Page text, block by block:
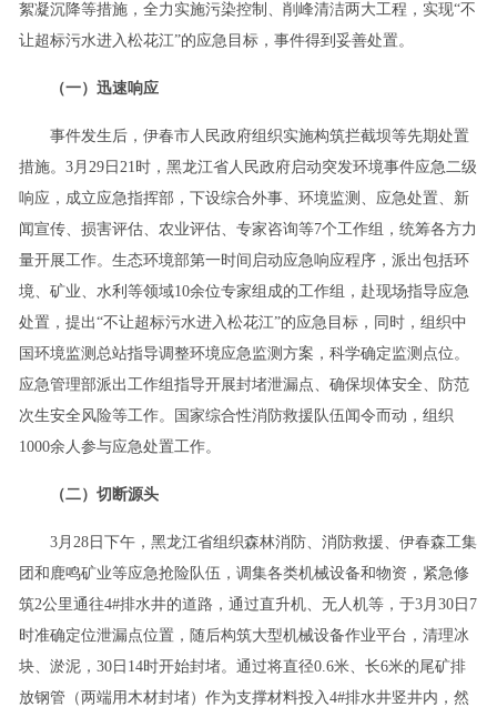
絮凝沉降等措施，全力实施污染控制、削峰清洁两大工程，实现“不
让超标污水进入松花江”的应急目标，事件得到妥善处置。
（一）迅速响应
事件发生后，伊春市人民政府组织实施构筑拦截坝等先期处置
措施。3月29日21时，黑龙江省人民政府启动突发环境事件应急二级
响应，成立应急指挥部，下设综合外事、环境监测、应急处置、新
闻宣传、损害评估、农业评估、专家咨询等7个工作组，统筹各方力
量开展工作。生态环境部第一时间启动应急响应程序，派出包括环
境、矿业、水利等领域10余位专家组成的工作组，赴现场指导应急
处置，提出“不让超标污水进入松花江”的应急目标，同时，组织中
国环境监测总站指导调整环境应急监测方案，科学确定监测点位。
应急管理部派出工作组指导开展封堵泄漏点、确保坝体安全、防范
次生安全风险等工作。国家综合性消防救援队伍闻令而动，组织
1000余人参与应急处置工作。
（二）切断源头
3月28日下午，黑龙江省组织森林消防、消防救援、伊春森工集
团和鹿鸣矿业等应急抢险队伍，调集各类机械设备和物资，紧急修
筑2公里通往4#排水井的道路，通过直升机、无人机等，于3月30日7
时准确定位泄漏点位置，随后构筑大型机械设备作业平台，清理冰
块、淤泥，30日14时开始封堵。通过将直径0.6米、长6米的尾矿排
放钢管（两端用木材封堵）作为支撑材料投入4#排水井竖井内，然